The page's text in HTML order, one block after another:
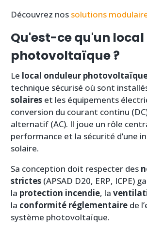
Découvrez nos solutions
Qu'est-ce qu'un
photovoltaïque ?
Le local onduleur
technique sécurisé où sont
solaires et les équipements
conversion du courant continu
alternatif (AC). Il joue un rôle
performance et la sécurité d’une
solaire.
Sa conception doit respecter des
strictes (APSAD D20, ERP, ICPE)
la protection incendie, la
la conformité réglementaire de
système photovoltaïque.